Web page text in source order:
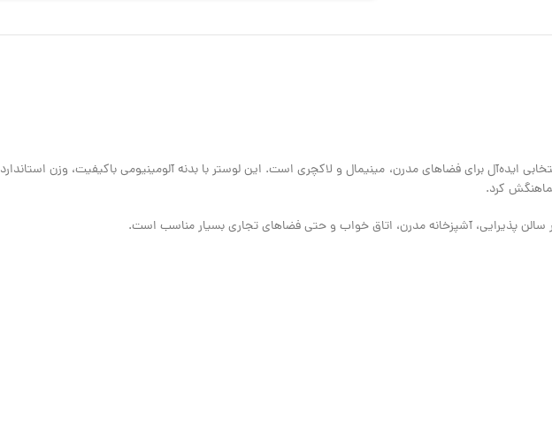
ایده‌آل برای فضاهای مدرن، مینیمال و لاکچری است. این لوستر با بدنه آلومینیومی باکیفیت، وزن
سالن پذیرایی، آشپزخانه مدرن، اتاق خواب و حتی فضاهای تجاری بسیار مناسب است.